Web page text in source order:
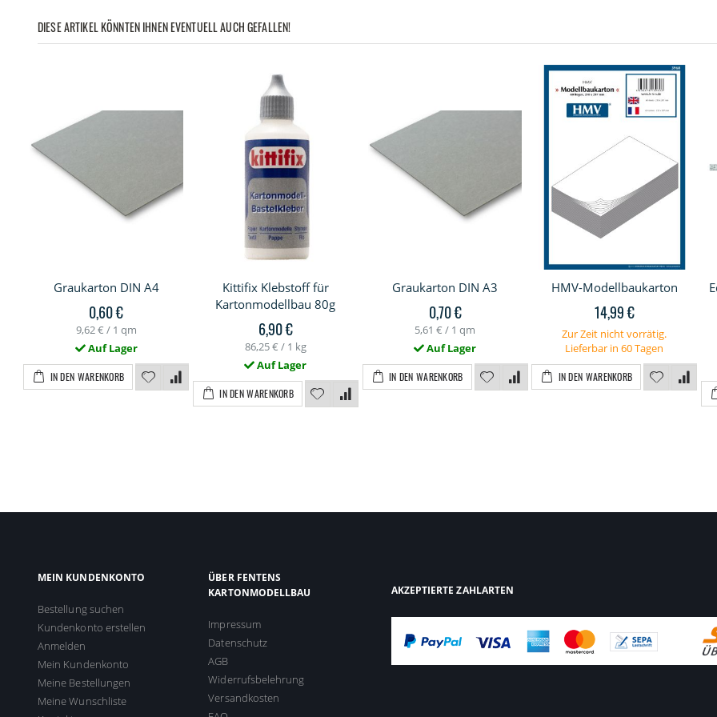
DIESE ARTIKEL KÖNNTEN IHNEN EVENTUELL AUCH GEFALLEN!
Graukarton DIN A4
0,60 €
9,62 € / 1 qm
Auf Lager
IN DEN WARENKORB
Kittifix Klebstoff für
Kartonmodellbau 80g
6,90 €
86,25 € / 1 kg
Auf Lager
IN DEN WARENKORB
Graukarton DIN A3
0,70 €
5,61 € / 1 qm
Auf Lager
IN DEN WARENKORB
HMV-Modellbaukarton
14,99 €
Zur Zeit nicht vorrätig.
Lieferbar in 60 Tagen
IN DEN WARENKORB
MEIN KUNDENKONTO
Bestellung suchen
Kundenkonto erstellen
Anmelden
Mein Kundenkonto
Meine Bestellungen
Meine Wunschliste
ÜBER FENTENS
KARTONMODELLBAU
Impressum
Datenschutz
AGB
Widerrufsbelehrung
Versandkosten
AKZEPTIERTE ZAHLARTEN